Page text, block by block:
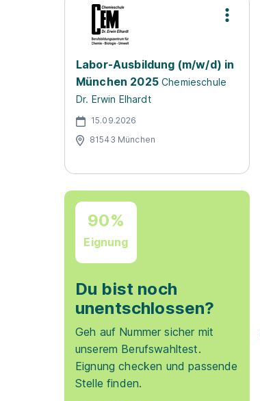
Labor-Ausbildung (m/w/d) in
München 2025 Chemieschule
Dr. Erwin Elhardt
15.09.2026
81543 München
90%
Eignung
Du bist noch
unentschlossen?
Geh auf Nummer sicher mit
unserem Berufswahltest.
Eignung checken und passende
Stelle finden.